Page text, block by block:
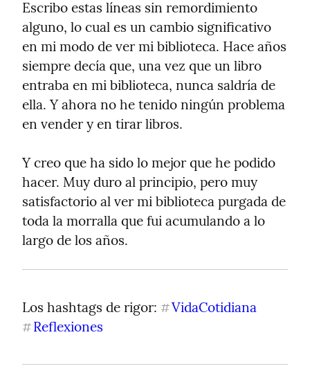
Escribo estas líneas sin remordimiento
alguno, lo cual es un cambio significativo
en mi modo de ver mi biblioteca. Hace años
siempre decía que, una vez que un libro
entraba en mi biblioteca, nunca saldría de
ella. Y ahora no he tenido ningún problema
en vender y en tirar libros.
Y creo que ha sido lo mejor que he podido
hacer. Muy duro al principio, pero muy
satisfactorio al ver mi biblioteca purgada de
toda la morralla que fui acumulando a lo
largo de los años.
Los hashtags de rigor: #VidaCotidiana
#Reflexiones